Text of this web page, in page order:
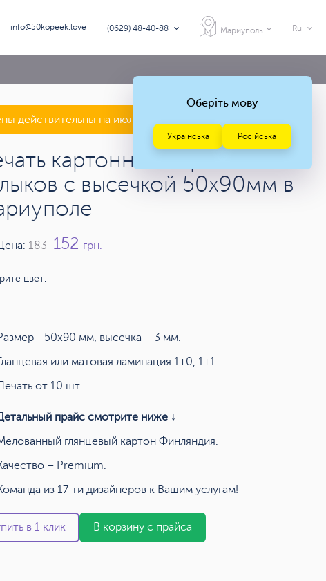
info@50kopeek.love (0629) 48-40-88 Мариуполь Ru
действительны на июль — август 2026 года
картонных бирок и
c высечкой 50х90мм в
183 152 грн.
цвет:
- 50х90 мм, высечка – 3 мм.
или матовая ламинация 1+0, 1+1.
от 10 шт.
прайс смотрите ниже ↓
глянцевый картон Финляндия.
– Premium.
из 17-ти дизайнеров к Вашим услугам!
в 1 клик В корзину с прайса
Оберіть мову
Українська Російська